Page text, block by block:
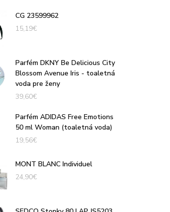
CG 23599962
15,19€
Parfém DKNY Be Delicious City
Blossom Avenue Iris - toaletná
voda pre ženy
39,60€
Parfém ADIDAS Free Emotions
50 ml Woman (toaletná voda)
19,56€
MONT BLANC Individuel
24,90€